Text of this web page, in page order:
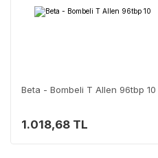
Orijinal garanti belgeli ürünler
Garanti Kapsamı
Beta - Bombeli T Allen 96tbp 10
1.018,68 TL